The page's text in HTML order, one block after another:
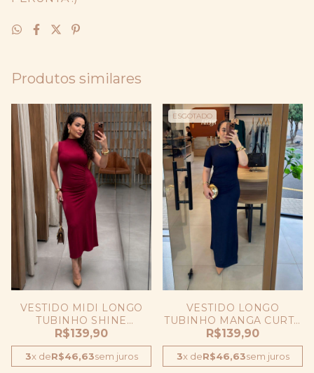
Produtos similares
VESTIDO MIDI LONGO
TUBINHO SHINE
DRAPEADO COM FENDA
R$139,90
3x deR$46,63sem juros
ESGOTADO
VESTIDO LONGO
TUBINHO MANGA CURTA
SHINE DRAPEADO
R$139,90
3x deR$46,63sem juros